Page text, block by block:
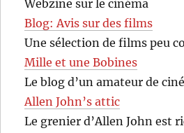
Webzine sur le cinéma
Blog: Avis sur des films
Une sélection de films peu
Mille et une Bobines
Le blog d’un amateur de
Allen John’s attic
Le grenier d’Allen John est